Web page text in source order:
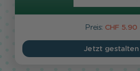
Preis: CHF 5.90
Jetzt gestalten